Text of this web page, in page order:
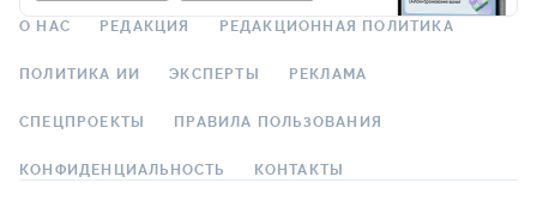
О НАС РЕДАКЦИЯ РЕДАКЦИОННАЯ ПОЛИТИКА
ПОЛИТИКА ИИ ЭКСПЕРТЫ РЕКЛАМА
СПЕЦПРОЕКТЫ ПРАВИЛА ПОЛЬЗОВАНИЯ
КОНФИДЕНЦИАЛЬНОСТЬ КОНТАКТЫ